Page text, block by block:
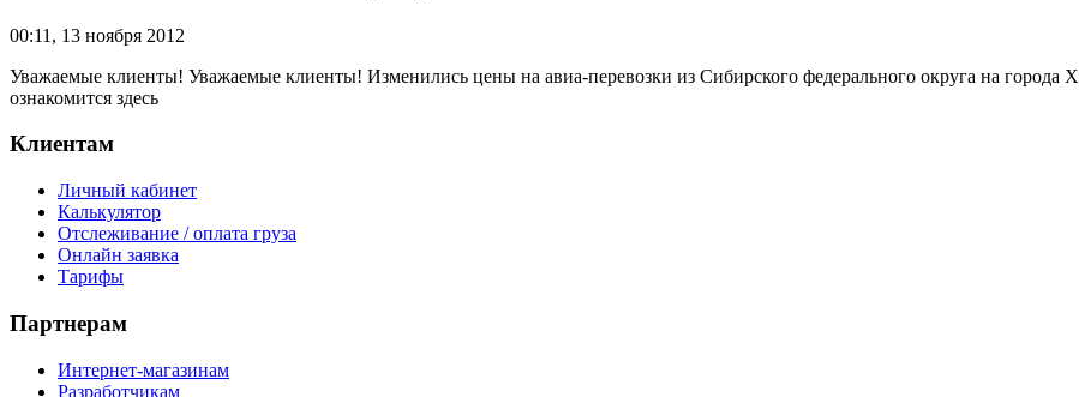
00:11 , 13 ноября 2012
Уважаемые клиенты! Уважаемые клиенты! Изменились цены на авиа-перевозки из Сибирского федерального округа на города
ознакомится здесь
Клиентам
Личный кабинет
Калькулятор
Отслеживание / оплата груза
Онлайн заявка
Тарифы
Партнерам
Интернет-магазинам
Разработчикам